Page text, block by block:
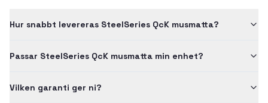
Hur snabbt levereras SteelSeries QcK musmatta?
Passar SteelSeries QcK musmatta min enhet?
Vilken garanti ger ni?